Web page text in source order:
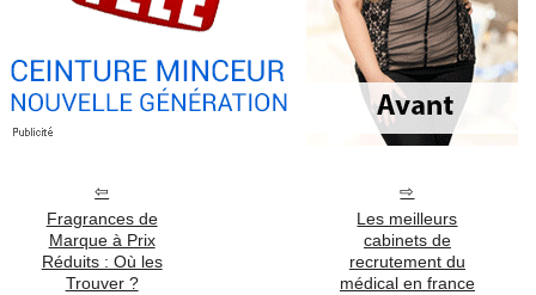
Fragrances de
Marque à Prix
Réduits : Où les
Trouver ?
Les meilleurs
cabinets de
recrutement du
médical en france